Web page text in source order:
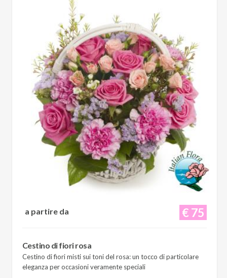
€ 75
a partire da
Cestino di fiori rosa
Cestino di fiori misti sui toni del rosa: un tocco di particolare
eleganza per occasioni veramente speciali